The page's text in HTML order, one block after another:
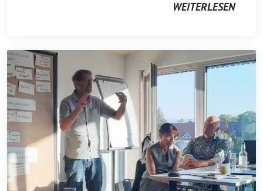
WEITERLESEN